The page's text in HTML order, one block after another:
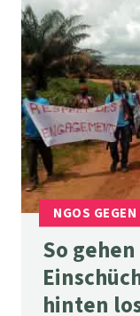
So gehen
hinten